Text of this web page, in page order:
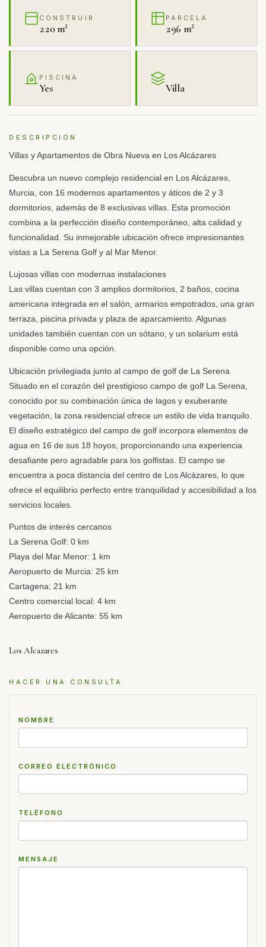
CONSTRUIR
220 m²
PARCELA
296 m²
PISCINA
Yes Villa
DESCRIPCIÓN
Villas y Apartamentos de Obra Nueva en Los Alcázares
Descubra un nuevo complejo residencial en Los Alcázares,
Murcia, con 16 modernos apartamentos y áticos de 2 y 3
dormitorios, además de 8 exclusivas villas. Esta promoción
combina a la perfección diseño contemporáneo, alta calidad y
funcionalidad. Su inmejorable ubicación ofrece impresionantes
vistas a La Serena Golf y al Mar Menor.
Lujosas villas con modernas instalaciones
Las villas cuentan con 3 amplios dormitorios, 2 baños, cocina
americana integrada en el salón, armarios empotrados, una gran
terraza, piscina privada y plaza de aparcamiento. Algunas
unidades también cuentan con un sótano, y un solarium está
disponible como una opción.
Ubicación privilegiada junto al campo de golf de La Serena
Situado en el corazón del prestigioso campo de golf La Serena,
conocido por su combinación única de lagos y exuberante
vegetación, la zona residencial ofrece un estilo de vida tranquilo.
El diseño estratégico del campo de golf incorpora elementos de
agua en 16 de sus 18 hoyos, proporcionando una experiencia
desafiante pero agradable para los golfistas. El campo se
encuentra a poca distancia del centro de Los Alcázares, lo que
ofrece el equilibrio perfecto entre tranquilidad y accesibilidad a los
servicios locales.
Puntos de interés cercanos
La Serena Golf: 0 km
Playa del Mar Menor: 1 km
Aeropuerto de Murcia: 25 km
Cartagena: 21 km
Centro comercial local: 4 km
Aeropuerto de Alicante: 55 km
Los Alcazares
HACER UNA CONSULTA
NOMBRE
CORREO ELECTRÓNICO
TELÉFONO
MENSAJE